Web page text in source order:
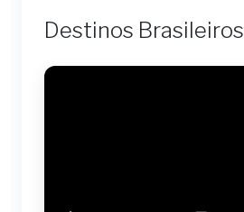
Destinos Brasileiros